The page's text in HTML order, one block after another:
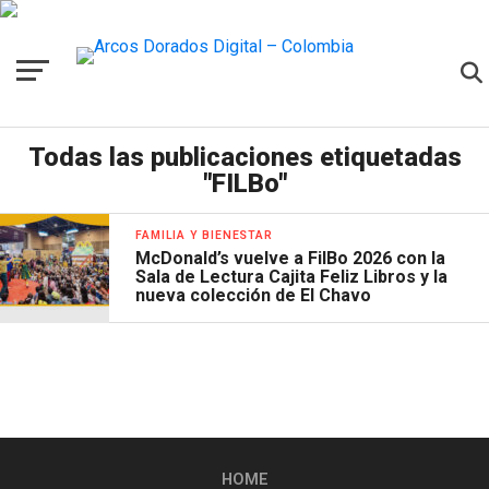
Todas las publicaciones etiquetadas
"FILBo"
FAMILIA Y BIENESTAR
McDonald’s vuelve a FilBo 2026 con la
Sala de Lectura Cajita Feliz Libros y la
nueva colección de El Chavo
HOME